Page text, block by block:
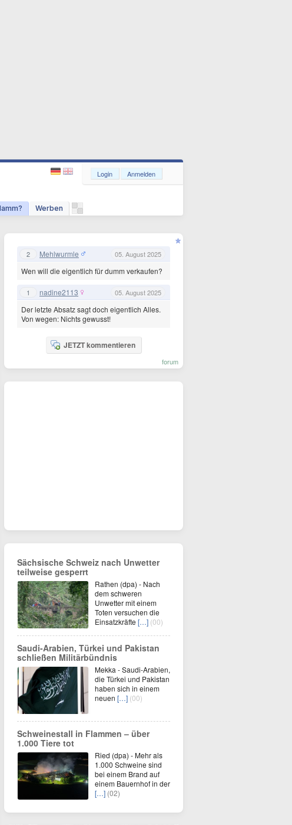
Werben
Login Anmelden
2 Mehlwurmle 05. August 2025
Wen will die eigentlich für dumm verkaufen?
1 nadine2113 05. August 2025
Der letzte Absatz sagt doch eigentlich Alles.
Von wegen: Nichts gewusst!
JETZT kommentieren
forum
Sächsische Schweiz nach Unwetter
teilweise gesperrt
Rathen (dpa) - Nach
dem schweren
Unwetter mit einem
Toten versuchen die
Einsatzkräfte […] (00)
Saudi-Arabien, Türkei und Pakistan
schließen Militärbündnis
Mekka - Saudi-Arabien,
die Türkei und Pakistan
haben sich in einem
neuen […] (00)
Schweinestall in Flammen – über
1.000 Tiere tot
Ried (dpa) - Mehr als
1.000 Schweine sind
bei einem Brand auf
einem Bauernhof in der
[…] (02)